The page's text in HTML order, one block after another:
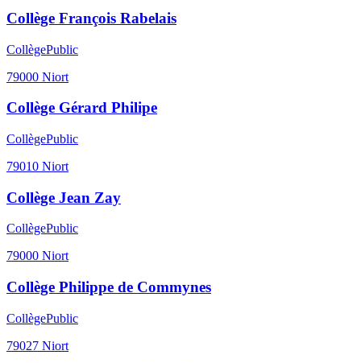
Collège François Rabelais
CollègePublic
79000 Niort
Collège Gérard Philipe
CollègePublic
79010 Niort
Collège Jean Zay
CollègePublic
79000 Niort
Collège Philippe de Commynes
CollègePublic
79027 Niort